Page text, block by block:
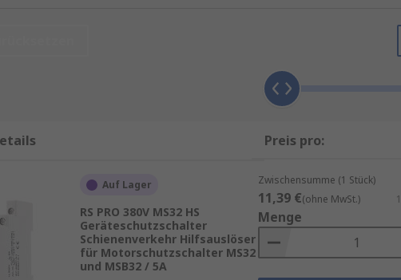
ausgelegt und zeichnen sich durch hohe Auslösegenauigkeit,
Bauform, Anschlussart und Kompatibilität mit bestehenden
verschiedener Schutzprinzipien bietet der Leitfaden
Arten
Einsatzbereiche übersichtlich erklärt.
16A
Preis pro:
Auf Lager
RS PRO 380V MS32 HS
Geräteschutzschalter
Schienenverkehr Hilfsauslöser
für Motorschutzschalter MS32
und MSB32 / 5A
Zwischensumme (1 Stück)
11,39 €(ohne MwSt.)
Menge